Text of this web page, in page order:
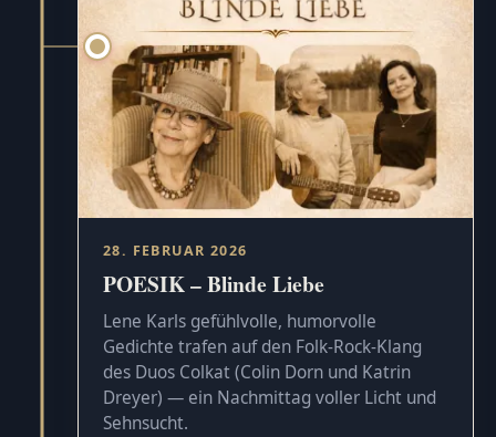
28. FEBRUAR 2026
POESIK – Blinde Liebe
Lene Karls gefühlvolle, humorvolle
Gedichte trafen auf den Folk-Rock-Klang
des Duos Colkat (Colin Dorn und Katrin
Dreyer) — ein Nachmittag voller Licht und
Sehnsucht.